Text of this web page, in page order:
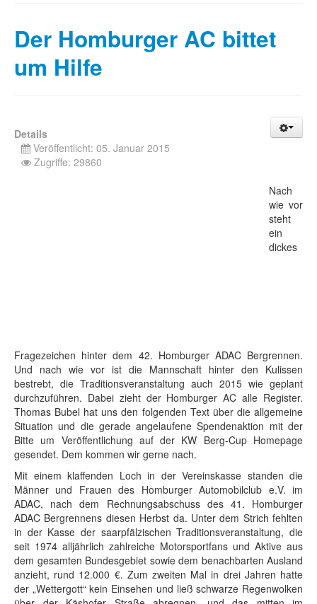
Der Homburger AC bittet
um Hilfe
Details
Veröffentlicht: 05. Januar 2015
Zugriffe: 29860
Nach
wie vor
steht
ein
dickes
Fragezeichen hinter dem 42. Homburger ADAC Bergrennen.
Und nach wie vor ist die Mannschaft hinter den Kulissen
bestrebt, die Traditionsveranstaltung auch 2015 wie geplant
durchzuführen. Dabei zieht der Homburger AC alle Register.
Thomas Bubel hat uns den folgenden Text über die allgemeine
Situation und die gerade angelaufene Spendenaktion mit der
Bitte um Veröffentlichung auf der KW Berg-Cup Homepage
gesendet. Dem kommen wir gerne nach.
Mit einem klaffenden Loch in der Vereinskasse standen die
Männer und Frauen des Homburger Automobilclub e.V. im
ADAC, nach dem Rechnungsabschuss des 41. Homburger
ADAC Bergrennens diesen Herbst da. Unter dem Strich fehlten
in der Kasse der saarpfälzischen Traditionsveranstaltung, die
seit 1974 alljährlich zahlreiche Motorsportfans und Aktive aus
dem gesamten Bundesgebiet sowie dem benachbarten Ausland
anzieht, rund 12.000 €. Zum zweiten Mal in drei Jahren hatte
der „Wettergott“ kein Einsehen und ließ schwarze Regenwolken